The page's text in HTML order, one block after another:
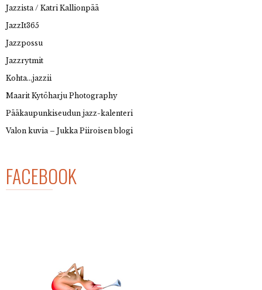
Jazzista / Katri Kallionpää
JazzIt365
Jazzpossu
Jazzrytmit
Kohta…jazzii
Maarit Kytöharju Photography
Pääkaupunkiseudun jazz-kalenteri
Valon kuvia – Jukka Piiroisen blogi
FACEBOOK